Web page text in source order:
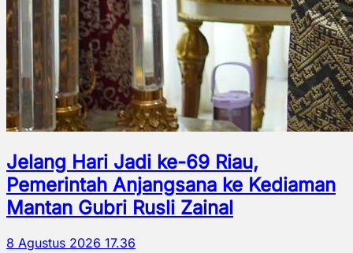
Jelang Hari Jadi ke-69 Riau,
Pemerintah Anjangsana ke Kediaman
Mantan Gubri Rusli Zainal
8 Agustus 2026 17.36